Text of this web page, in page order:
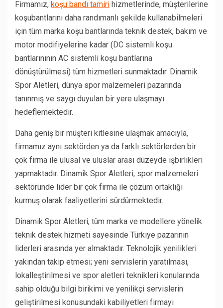
Firmamız, koşu bandı tamiri hizmetlerinde, müşterilerine
koşubantlarını daha randımanlı şekilde kullanabilmeleri
için tüm marka koşu bantlarında teknik destek, bakım ve
motor modifiyelerine kadar (DC sistemli koşu
bantlarınının AC sistemli koşu bantlarına
dönüştürülmesi) tüm hizmetleri sunmaktadır. Dinamik
Spor Aletleri, dünya spor malzemeleri pazarında
tanınmış ve saygı duyulan bir yere ulaşmayı
hedeflemektedir.
Daha geniş bir müşteri kitlesine ulaşmak amacıyla,
firmamız aynı sektörden ya da farklı sektörlerden bir
çok firma ile ulusal ve uluslar arası düzeyde işbirlikleri
yapmaktadır. Dinamik Spor Aletleri, spor malzemeleri
sektöründe lider bir çok firma ile çözüm ortaklığı
kurmuş olarak faaliyetlerini sürdürmektedir.
Dinamik Spor Aletleri, tüm marka ve modellere yönelik
teknik destek hizmeti sayesinde Türkiye pazarının
liderleri arasında yer almaktadır. Teknolojik yenilikleri
yakından takip etmesi; yeni servislerin yaratılması,
lokalleştirilmesi ve spor aletleri teknikleri konularında
sahip olduğu bilgi birikimi ve yenilikçi servislerin
geliştirilmesi konusundaki kabiliyetleri firmayı